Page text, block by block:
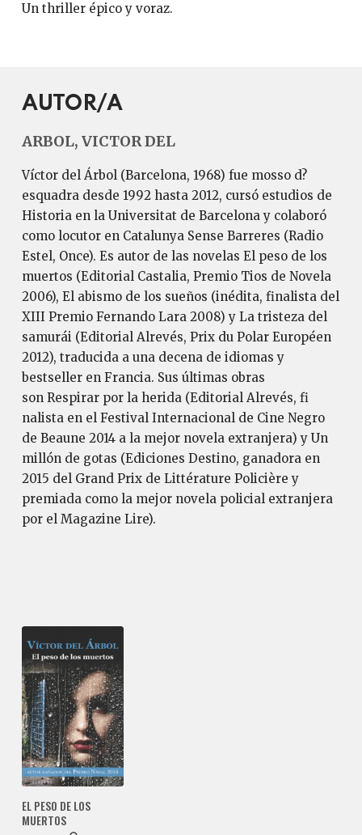
Un thriller épico y voraz.
AUTOR/A
ARBOL, VICTOR DEL
Víctor del Árbol (Barcelona, 1968) fue mosso d?
esquadra desde 1992 hasta 2012, cursó estudios de
Historia en la Universitat de Barcelona y colaboró
como locutor en Catalunya Sense Barreres (Radio
Estel, Once). Es autor de las novelas El peso de los
muertos (Editorial Castalia, Premio Tios de Novela
2006), El abismo de los sueños (inédita, finalista del
XIII Premio Fernando Lara 2008) y La tristeza del
samurái (Editorial Alrevés, Prix du Polar Européen
2012), traducida a una decena de idiomas y
bestseller en Francia. Sus últimas obras
son Respirar por la herida (Editorial Alrevés, fi
nalista en el Festival Internacional de Cine Negro
de Beaune 2014 a la mejor novela extranjera) y Un
millón de gotas (Ediciones Destino, ganadora en
2015 del Grand Prix de Littérature Policière y
premiada como la mejor novela policial extranjera
por el Magazine Lire).
EL PESO DE LOS
MUERTOS